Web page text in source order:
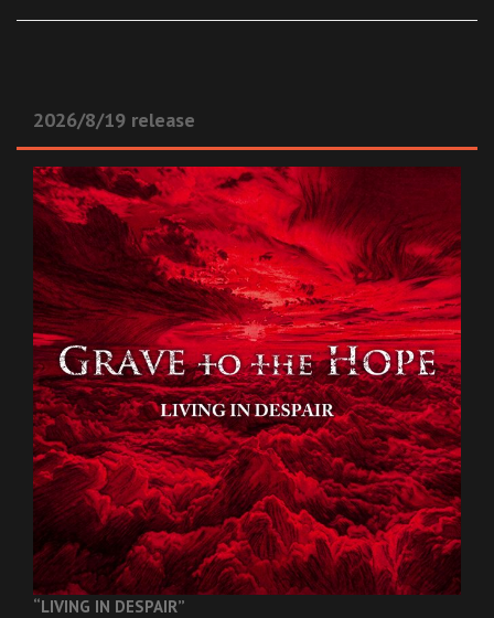
2026/8/19 release
“LIVING IN DESPAIR”